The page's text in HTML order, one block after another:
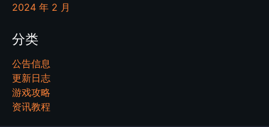
2024 年 2 月
分类
公告信息
更新日志
游戏攻略
资讯教程